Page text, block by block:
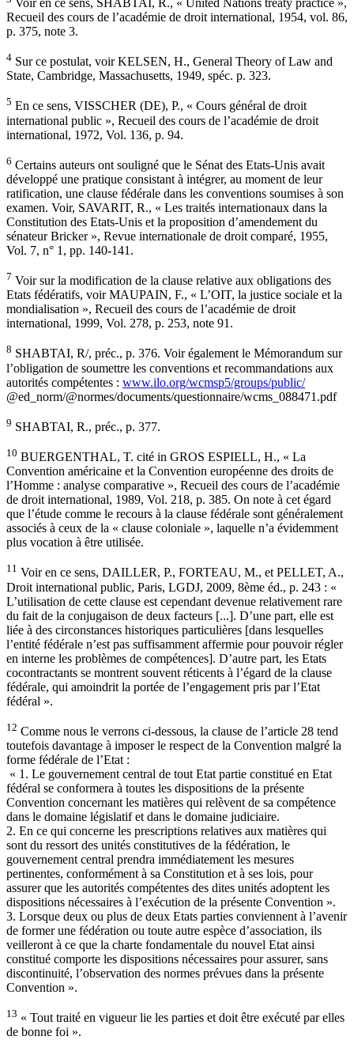
Voir en ce sens, SHABTAI, R., « United Nations treaty practice »,
Recueil des cours de l’académie de droit international, 1954, vol. 86,
p. 375, note 3.
4 Sur ce postulat, voir KELSEN, H., General Theory of Law and
State, Cambridge, Massachusetts, 1949, spéc. p. 323.
5 En ce sens, VISSCHER (DE), P., « Cours général de droit
international public », Recueil des cours de l’académie de droit
international, 1972, Vol. 136, p. 94.
6 Certains auteurs ont souligné que le Sénat des Etats-Unis avait
développé une pratique consistant à intégrer, au moment de leur
ratification, une clause fédérale dans les conventions soumises à son
examen. Voir, SAVARIT, R., « Les traités internationaux dans la
Constitution des Etats-Unis et la proposition d’amendement du
sénateur Bricker », Revue internationale de droit comparé, 1955,
Vol. 7, n° 1, pp. 140-141.
7 Voir sur la modification de la clause relative aux obligations des
Etats fédératifs, voir MAUPAIN, F., « L’OIT, la justice sociale et la
mondialisation », Recueil des cours de l’académie de droit
international, 1999, Vol. 278, p. 253, note 91.
8 SHABTAI, R/, préc., p. 376. Voir également le Mémorandum sur
l’obligation de soumettre les conventions et recommandations aux
autorités compétentes : www.ilo.org/wcmsp5/groups/public/
@ed_norm/@normes/documents/questionnaire/wcms_088471.pdf
9 SHABTAI, R., préc., p. 377.
10 BUERGENTHAL, T. cité in GROS ESPIELL, H., « La
Convention américaine et la Convention européenne des droits de
l’Homme : analyse comparative », Recueil des cours de l’académie
de droit international, 1989, Vol. 218, p. 385. On note à cet égard
que l’étude comme le recours à la clause fédérale sont généralement
associés à ceux de la « clause coloniale », laquelle n’a évidemment
plus vocation à être utilisée.
11 Voir en ce sens, DAILLER, P., FORTEAU, M., et PELLET, A.,
Droit international public, Paris, LGDJ, 2009, 8ème éd., p. 243 : «
L’utilisation de cette clause est cependant devenue relativement rare
du fait de la conjugaison de deux facteurs [...]. D’une part, elle est
liée à des circonstances historiques particulières [dans lesquelles
l’entité fédérale n’est pas suffisamment affermie pour pouvoir régler
en interne les problèmes de compétences]. D’autre part, les Etats
cocontractants se montrent souvent réticents à l’égard de la clause
fédérale, qui amoindrit la portée de l’engagement pris par l’Etat
fédéral ».
12 Comme nous le verrons ci-dessous, la clause de l’article 28 tend
toutefois davantage à imposer le respect de la Convention malgré la
forme fédérale de l’Etat :
« 1. Le gouvernement central de tout Etat partie constitué en Etat
fédéral se conformera à toutes les dispositions de la présente
Convention concernant les matières qui relèvent de sa compétence
dans le domaine législatif et dans le domaine judiciaire.
2. En ce qui concerne les prescriptions relatives aux matières qui
sont du ressort des unités constitutives de la fédération, le
gouvernement central prendra immédiatement les mesures
pertinentes, conformément à sa Constitution et à ses lois, pour
assurer que les autorités compétentes des dites unités adoptent les
dispositions nécessaires à l’exécution de la présente Convention ».
3. Lorsque deux ou plus de deux Etats parties conviennent à l’avenir
de former une fédération ou toute autre espèce d’association, ils
veilleront à ce que la charte fondamentale du nouvel Etat ainsi
constitué comporte les dispositions nécessaires pour assurer, sans
discontinuité, l’observation des normes prévues dans la présente
Convention ».
13 « Tout traité en vigueur lie les parties et doit être exécuté par elles
de bonne foi ».